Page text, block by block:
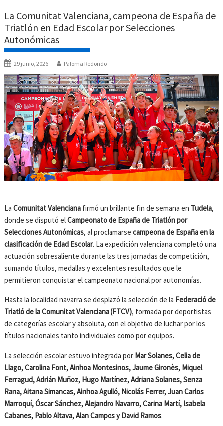
La Comunitat Valenciana, campeona de España de
Triatlón en Edad Escolar por Selecciones
Autonómicas
29 junio, 2026 Paloma Redondo
LaComunitat Valenciana firmó un brillante fin de semana en Tudela,
donde se disputó elCampeonato de España de Triatlón por
Selecciones Autonómicas, al proclamarsecampeona de España en la
clasificación de Edad Escolar. La expedición valenciana completó una
actuación sobresaliente durante las tres jornadas de competición,
sumando títulos, medallas y excelentes resultados que le
permitieron conquistar el campeonato nacional por autonomías.
Hasta la localidad navarra se desplazó la selección de la Federació de
Triatló de la Comunitat Valenciana (FTCV), formada por deportistas
de categorías escolar y absoluta, con el objetivo de luchar por los
títulos nacionales tanto individuales como por equipos.
La selección escolar estuvo integrada por Mar Solanes, Celia de
Llago, Carolina Font, Ainhoa Montesinos, Jaume Gironès, Miquel
Ferragud, Adrián Muñoz, Hugo Martínez, Adriana Solanes, Senza
Rana, Aitana Simancas, Ainhoa Agulló, Nicolás Ferrer, Juan Carlos
Marroquí, Óscar Sánchez, Alejandro Navarro, Carina Martí, Isabela
Cabanes, Pablo Altava, Alan Campos y David Ramos.